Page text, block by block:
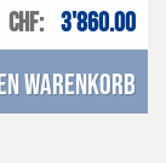
CHF 3'860.00
Warenkorb